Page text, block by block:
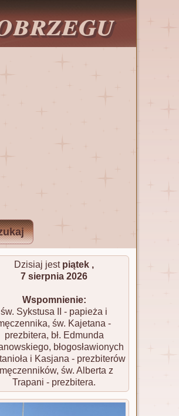
Dzisiaj jest piątek ,
7 sierpnia 2026
Wspomnienie:
św. Sykstusa II - papieża i
św. Kajetana -
prezbitera, bł. Edmunda
błogosławionych
i Kasjana - prezbiterów
św. Alberta z
Trapani - prezbitera.